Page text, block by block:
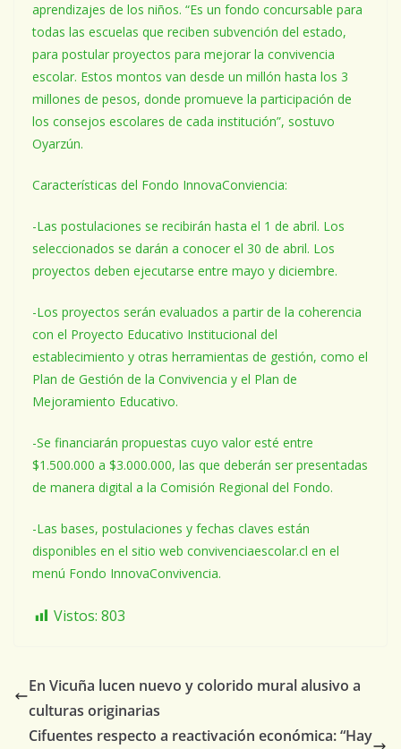
aprendizajes de los niños. “Es un fondo concursable para
todas las escuelas que reciben subvención del estado,
para postular proyectos para mejorar la convivencia
escolar. Estos montos van desde un millón hasta los 3
millones de pesos, donde promueve la participación de
los consejos escolares de cada institución”, sostuvo
Oyarzún.
Características del Fondo InnovaConviencia:
-Las postulaciones se recibirán hasta el 1 de abril. Los
seleccionados se darán a conocer el 30 de abril. Los
proyectos deben ejecutarse entre mayo y diciembre.
-Los proyectos serán evaluados a partir de la coherencia
con el Proyecto Educativo Institucional del
establecimiento y otras herramientas de gestión, como el
Plan de Gestión de la Convivencia y el Plan de
Mejoramiento Educativo.
-Se financiarán propuestas cuyo valor esté entre
$1.500.000 a $3.000.000, las que deberán ser presentadas
de manera digital a la Comisión Regional del Fondo.
-Las bases, postulaciones y fechas claves están
disponibles en el sitio web convivenciaescolar.cl en el
menú Fondo InnovaConvivencia.
Vistos: 803
En Vicuña lucen nuevo y colorido mural alusivo a
culturas originarias
Cifuentes respecto a reactivación económica: “Hay